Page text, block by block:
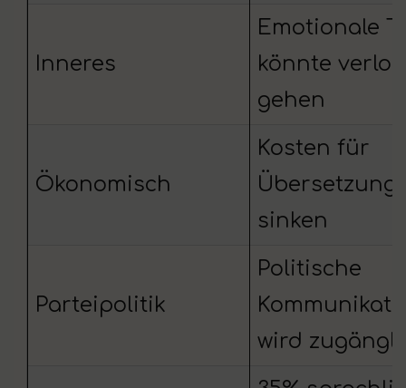
Inneres
Emotionale
könnte
gehen
Ökonomisch
Kosten für
sinken
Parteipolitik
Politische
wird